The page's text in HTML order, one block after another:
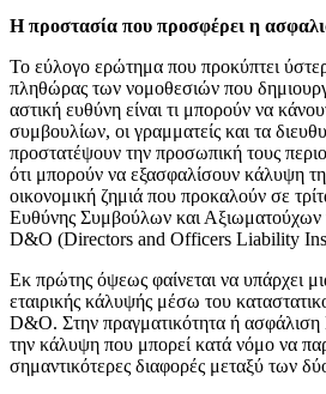
Η προστασία που προσφέρει η
Το εύλογο ερώτημα που προκύπτει
πληθώρας των νομοθεσιών που
αστική ευθύνη είναι τι μπορούν να
συμβουλίων, οι γραμματείς και τα
προστατέψουν την προσωπική τους
ότι μπορούν να εξασφαλίσουν κάλυψη
οικονομική ζημιά που προκαλούν σε
Ευθύνης Συμβούλων και
D&O (Directors and Officers Liability
Εκ πρώτης όψεως φαίνεται να υπάρχει
εταιρικής κάλυψής μέσω του
D&O. Στην πραγματικότητα ή ασφάλιση
την κάλυψη που μπορεί κατά νόμο να
σημαντικότερες διαφορές μεταξύ των